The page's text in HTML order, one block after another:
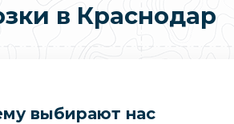
в Краснодар
выбирают нас